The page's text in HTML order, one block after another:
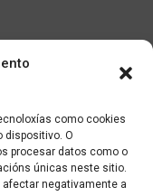
como cookies
dispositivo. O
procesar datos como o
únicas neste sitio.
negativamente a